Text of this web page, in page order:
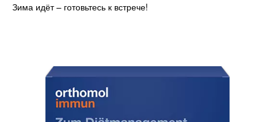
Зима идёт – готовьтесь к встрече!